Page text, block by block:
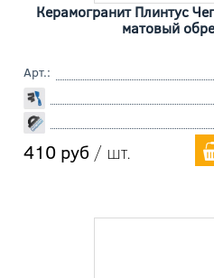
Керамогранит Плинтус
матовый
Арт.:
410 руб / шт.